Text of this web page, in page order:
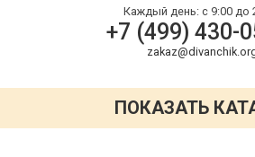
Каждый день: с 9:00 до
+7 (499) 430-
ПОКАЗАТЬ